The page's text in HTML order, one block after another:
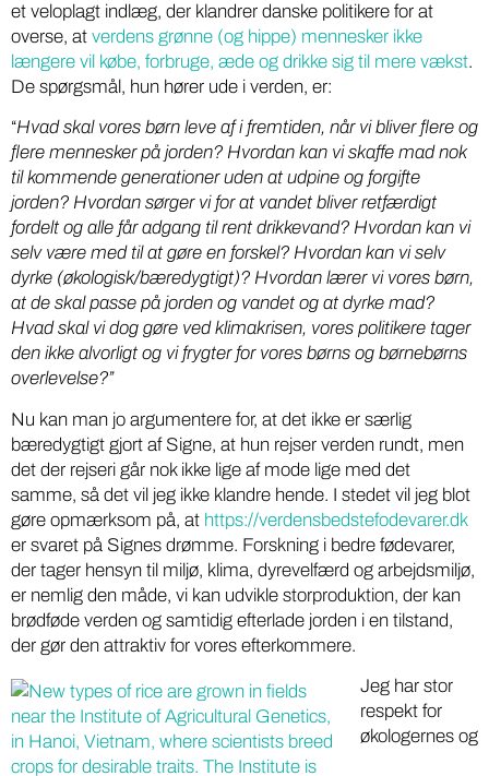
et veloplagt indlæg, der klandrer danske politikere for at
overse, at verdens grønne (og hippe) mennesker ikke
længere vil købe, forbruge, æde og drikke sig til mere vækst.
De spørgsmål, hun hører ude i verden, er:
“Hvad skal vores børn leve af i fremtiden, når vi bliver flere og
flere mennesker på jorden? Hvordan kan vi skaffe mad nok
til kommende generationer uden at udpine og forgifte
jorden? Hvordan sørger vi for at vandet bliver retfærdigt
fordelt og alle får adgang til rent drikkevand? Hvordan kan vi
selv være med til at gøre en forskel? Hvordan kan vi selv
dyrke (økologisk/bæredygtigt)? Hvordan lærer vi vores børn,
at de skal passe på jorden og vandet og at dyrke mad?
Hvad skal vi dog gøre ved klimakrisen, vores politikere tager
den ikke alvorligt og vi frygter for vores børns og børnebørns
overlevelse?”
Nu kan man jo argumentere for, at det ikke er særlig
bæredygtigt gjort af Signe, at hun rejser verden rundt, men
det der rejseri går nok ikke lige af mode lige med det
samme, så det vil jeg ikke klandre hende. I stedet vil jeg blot
gøre opmærksom på, at https://verdensbedstefodevarer.dk
er svaret på Signes drømme. Forskning i bedre fødevarer,
der tager hensyn til miljø, klima, dyrevelfærd og arbejdsmiljø,
er nemlig den måde, vi kan udvikle storproduktion, der kan
brødføde verden og samtidig efterlade jorden i en tilstand,
der gør den attraktiv for vores efterkommere.
Jeg har stor
respekt for
økologernes og